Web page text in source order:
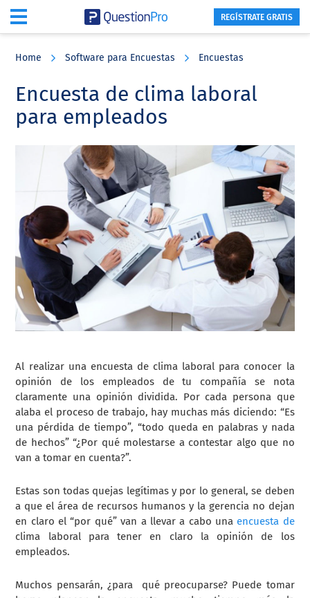
content
sidebar
REGÍSTRATE GRATIS
Home Software para Encuestas Encuestas
Encuesta de clima laboral
para empleados
Al realizar una encuesta de clima laboral para conocer la
opinión de los empleados de tu compañía se nota
claramente una opinión dividida. Por cada persona que
alaba el proceso de trabajo, hay muchas más diciendo: “Es
una pérdida de tiempo”, “todo queda en palabras y nada
de hechos” “¿Por qué molestarse a contestar algo que no
van a tomar en cuenta?”.
Estas son todas quejas legítimas y por lo general, se deben
a que el área de recursos humanos y la gerencia no dejan
en claro el “por qué” van a llevar a cabo una encuesta de
clima laboralpara tener en claro la opinión de los
empleados.
Muchos pensarán, ¿para qué preocuparse? Puede tomar